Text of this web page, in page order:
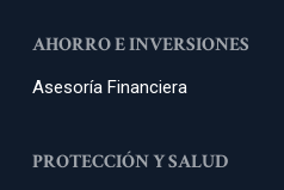
AHORRO E INVERSIONES
Asesoría Financiera
PROTECCIÓN Y SALUD